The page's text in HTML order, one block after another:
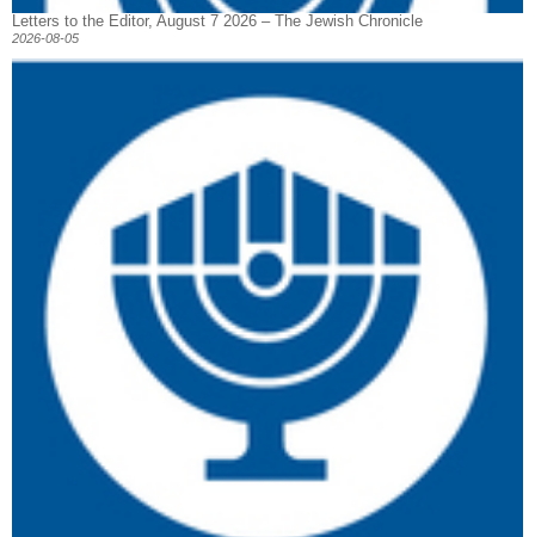
Letters to the Editor, August 7 2026 – The Jewish Chronicle
2026-08-05